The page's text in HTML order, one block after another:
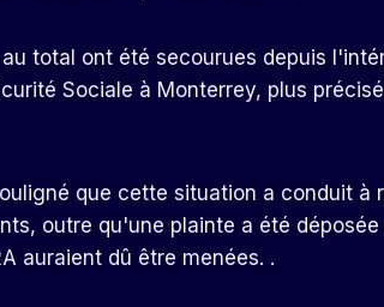
au total ont été secourues depuis
Sociale à Monterrey, plus
que cette situation a conduit à
outre qu'une plainte a été
auraient dû être menées. .